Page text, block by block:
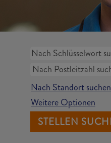
Nach Standort suchen
Weitere Optionen